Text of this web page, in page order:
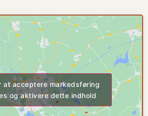
at acceptere markedsføring
og aktivere dette indhold